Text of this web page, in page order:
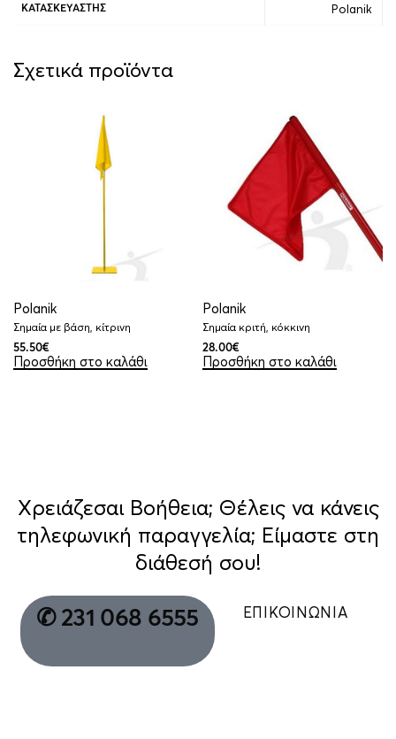
ΚΑΤΑΣΚΕΥΑΣΤΉΣ Polanik
Σχετικά προϊόντα
Polanik
Σημαία με βάση, κίτρινη
55.50€
Προσθήκη στο καλάθι
Polanik
Σημαία κριτή, κόκκινη
28.00€
Προσθήκη στο καλάθι
Χρειάζεσαι Βοήθεια; Θέλεις να κάνεις
τηλεφωνική παραγγελία; Είμαστε στη
διάθεσή σου!
✆ 231 068 6555 ΕΠΙΚΟΙΝΩΝΙΑ